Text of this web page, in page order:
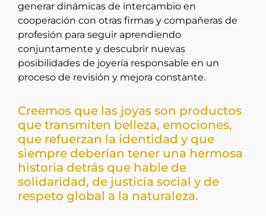
generar dinámicas de intercambio en
cooperación con otras firmas y compañeras de
profesión para seguir aprendiendo
conjuntamente y descubrir nuevas
posibilidades de joyería responsable en un
proceso de revisión y mejora constante.
Creemos que las joyas son productos
que transmiten belleza, emociones,
que refuerzan la identidad y que
siempre deberían tener una hermosa
historia detrás que hable de
solidaridad, de justicia social y de
respeto global a la naturaleza.